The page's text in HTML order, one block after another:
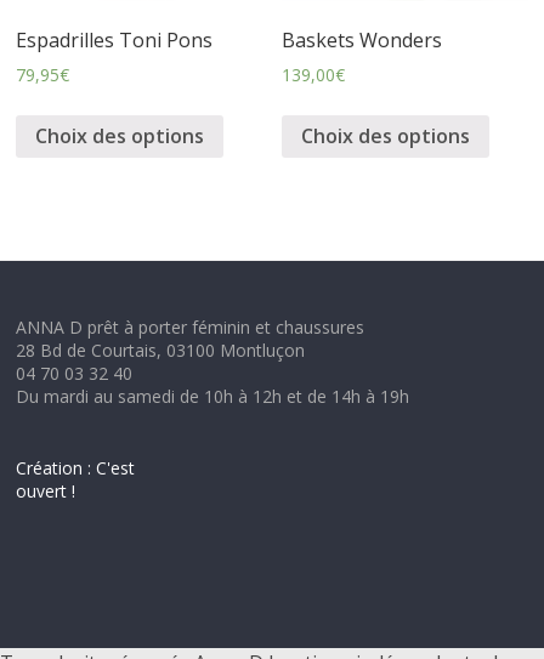
Espadrilles Toni Pons
79,95€
Choix des options
Baskets Wonders
139,00€
Choix des options
ANNA D prêt à porter féminin et chaussures
28 Bd de Courtais, 03100 Montluçon
04 70 03 32 40
Du mardi au samedi de 10h à 12h et de 14h à 19h
Création : C'est
ouvert !